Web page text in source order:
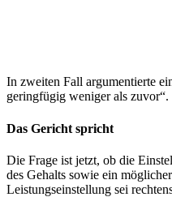
In zweiten Fall argumentierte
geringfügig weniger als zuvor“.
Das Gericht spricht
Die Frage ist jetzt, ob die
des Gehalts sowie ein
Leistungseinstellung sei